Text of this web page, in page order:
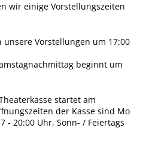
wir einige Vorstellungszeiten
Vorstellungen um 17:00
beginnt um
startet am
der Kasse sind Mo
- 20:00 Uhr, Sonn- / Feiertags